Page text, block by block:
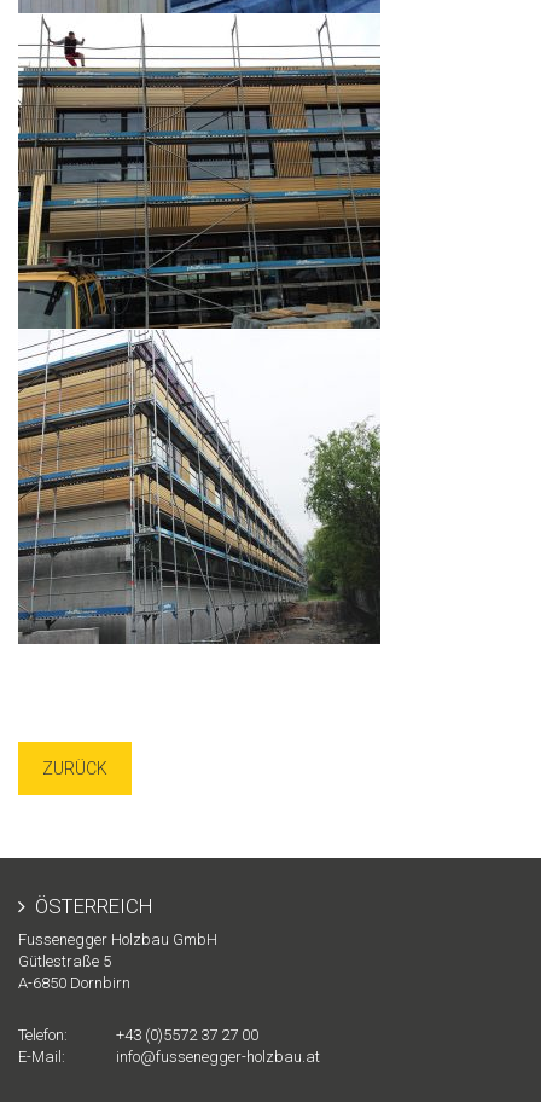
ZURÜCK
ÖSTERREICH
Fussenegger Holzbau GmbH
Gütlestraße 5
A-6850 Dornbirn
Telefon:
+43 (0)5572 37 27 00
E-Mail:
info@fussenegger-holzbau.at